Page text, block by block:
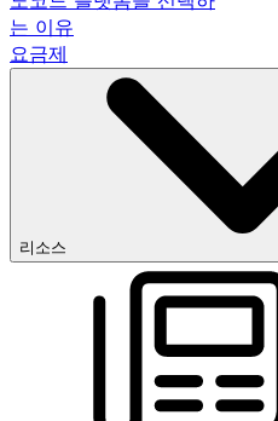
는 이유
요금제
리소스